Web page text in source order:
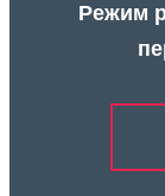
Режим